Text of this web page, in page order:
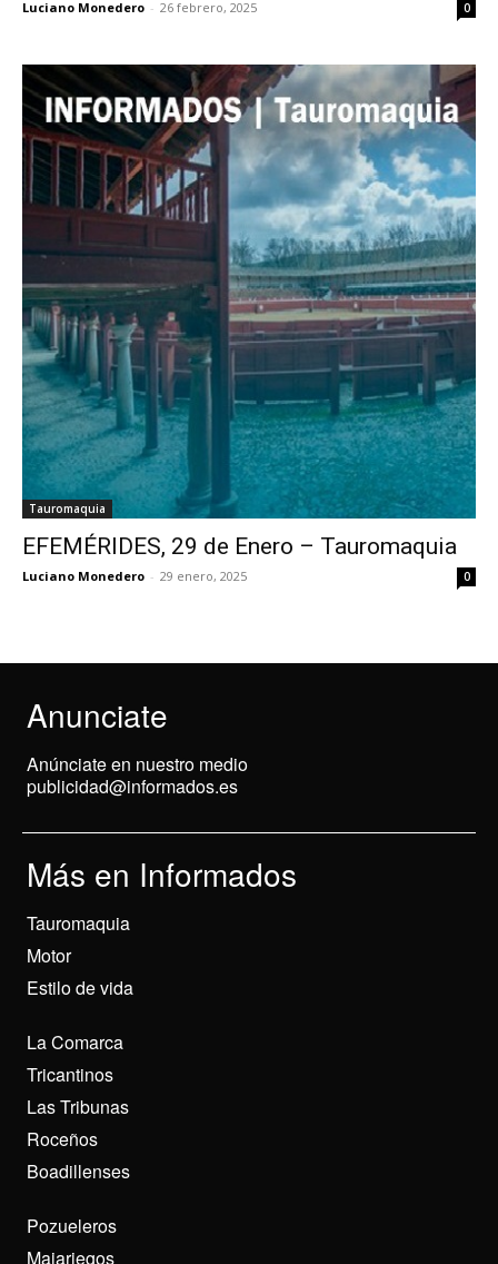
Luciano Monedero - 26 febrero, 2025 0
Tauromaquia
EFEMÉRIDES, 29 de Enero – Tauromaquia
Luciano Monedero - 29 enero, 2025 0
Anunciate
Anúnciate en nuestro medio
publicidad@informados.es
Más en Informados
Tauromaquia
Motor
Estilo de vida
La Comarca
Tricantinos
Las Tribunas
Roceños
Boadillenses
Pozueleros
Majariegos